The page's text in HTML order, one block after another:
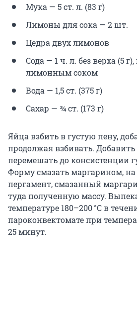
Мука — 5 ст. л. (83 г)
Лимоны для сока — 2 шт.
Цедра двух лимонов
Сода — 1 ч. л. без верха (5
лимонным соком
Вода — 1,5 ст. (375 г)
Сахар — ¾ ст. (173 г)
Яйца взбить в густую пену,
продолжая взбивать. Добавить
перемешать до консистенции
Форму смазать маргарином,
пергамент, смазанный
туда полученную массу.
температуре 180–200 °Cв
пароконвектомате при
25 минут.